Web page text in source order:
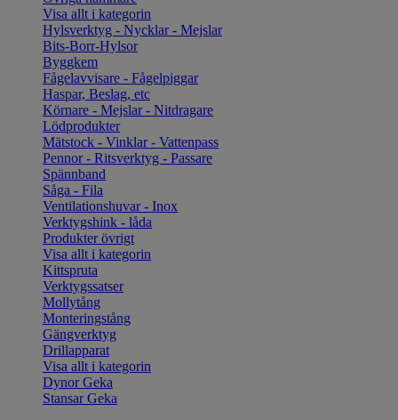
Visa allt i kategorin
Hylsverktyg - Nycklar - Mejslar
Bits-Borr-Hylsor
Byggkem
Fågelavvisare - Fågelpiggar
Haspar, Beslag, etc
Körnare - Mejslar - Nitdragare
Lödprodukter
Mätstock - Vinklar - Vattenpass
Pennor - Ritsverktyg - Passare
Spännband
Såga - Fila
Ventilationshuvar - Inox
Verktygshink - låda
Produkter övrigt
Visa allt i kategorin
Kittspruta
Verktygssatser
Mollytång
Monteringstång
Gängverktyg
Drillapparat
Visa allt i kategorin
Dynor Geka
Stansar Geka